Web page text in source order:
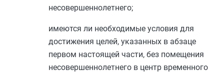
несовершеннолетнего;
имеются ли необходимые условия для
достижения целей, указанных в абзаце
первом настоящей части, без помещения
несовершеннолетнего в центр временного